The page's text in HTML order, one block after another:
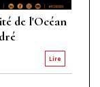
de l'Océan
Lire